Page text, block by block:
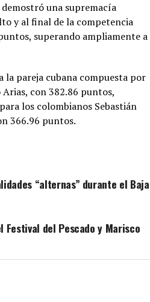
una supremacía
y al final de la competencia
superando ampliamente a
la pareja cubana compuesta por
con 382.86 puntos,
los colombianos Sebastián
366.96 puntos.
“alternas” durante el Baja
del Pescado y Marisco